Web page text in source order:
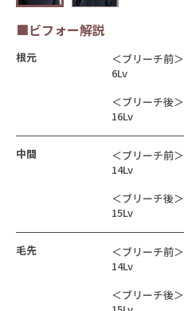
■ビフォー解説
根元
＜ブリーチ前＞
6Lv
＜ブリーチ後＞
16Lv
中間
＜ブリーチ前＞
14Lv
＜ブリーチ後＞
15Lv
毛先
＜ブリーチ前＞
14Lv
＜ブリーチ後＞